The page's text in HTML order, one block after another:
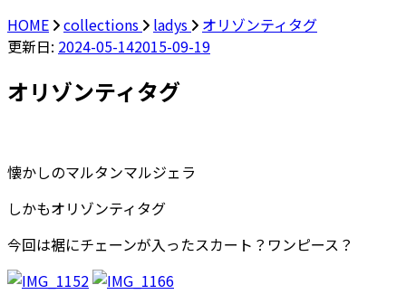
HOME
collections ladys
オリゾンティタグ
更新日: 2024-05-142015-09-19
オリゾンティタグ
懐かしのマルタンマルジェラ
しかもオリゾンティタグ
今回は裾にチェーンが入ったスカート？ワンピース？